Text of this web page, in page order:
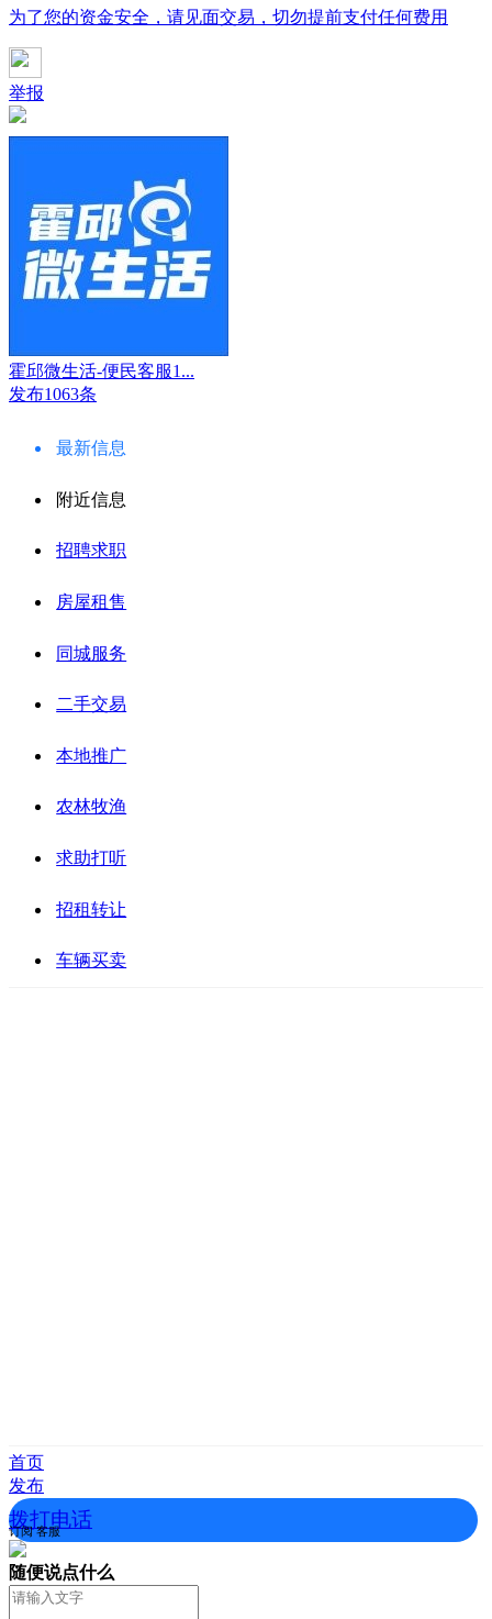
为了您的资金安全，请见面交易，切勿提前支付任何费用
举报
霍邱微生活-便民客服1...
发布1063条
最新信息
附近信息
招聘求职
房屋租售
同城服务
二手交易
本地推广
农林牧渔
求助打听
招租转让
车辆买卖
首页
发布
拨打电话
订阅 客服
随便说点什么